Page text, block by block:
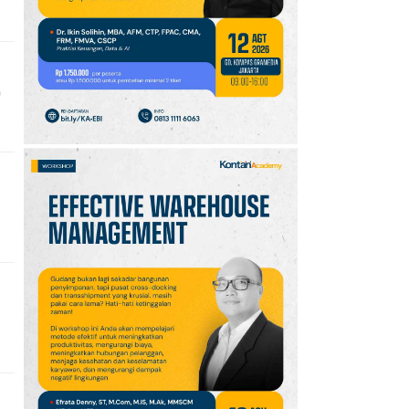
di 3 Wilayah
10 UEFA Terapkan Dua
Aturan Baru di Liga
Champions Musim
2026/2027, Ini Detailnya